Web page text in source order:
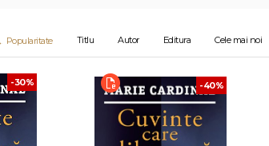
Popularitate Titlu Autor Editura Cele mai noi
-30% -40%